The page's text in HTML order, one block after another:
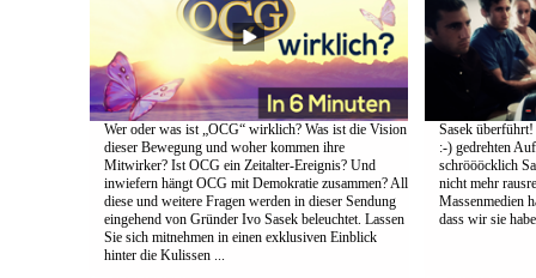
Wer oder was ist „OCG“ wirklich? Was ist die Vision
dieser Bewegung und woher kommen ihre
Mitwirker? Ist OCG ein Zeitalter-Ereignis? Und
inwiefern hängt OCG mit Demokratie zusammen? All
diese und weitere Fragen werden in dieser Sendung
eingehend von Gründer Ivo Sasek beleuchtet. Lassen
Sie sich mitnehmen in einen exklusiven Einblick
hinter die Kulissen ...
Sasek
:-) gedrehten
schröööcklich
nicht mehr
Massenmedien
dass wir sie